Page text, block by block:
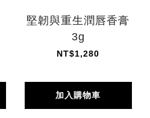
堅韌與重生潤唇香膏
3g
NT$1,280
加入購物車